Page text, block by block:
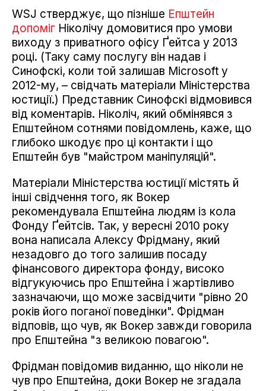
WSJ стверджує, що пізніше Епштейн
допоміг Ніколічу домовитися про умови
виходу з приватного офісу Ґейтса у 2013
році. (Таку саму послугу він надав і
Синофскі, коли той залишав Microsoft у
2012-му, – свідчать матеріали Міністерства
юстиції.) Представник Синофскі відмовився
від коментарів. Ніколіч, який обмінявся з
Епштейном сотнями повідомлень, каже, що
глибоко шкодує про ці контакти і що
Епштейн був "майстром маніпуляцій".
Матеріали Міністерства юстиції містять й
інші свідчення того, як Вокер
рекомендувала Епштейна людям із кола
Фонду Ґейтсів. Так, у вересні 2010 року
вона написала Алексу Фрідману, який
незадовго до того залишив посаду
фінансового директора фонду, високо
відгукуючись про Епштейна і жартівливо
зазначаючи, що може засвідчити "рівно 20
років його поганої поведінки". Фрідман
відповів, що чув, як Вокер завжди говорила
про Епштейна "з великою повагою".
Фрідман повідомив виданню, що ніколи не
чув про Епштейна, доки Вокер не згадала